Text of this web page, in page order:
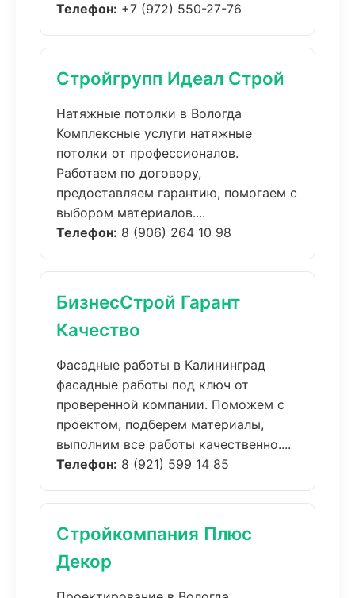
Телефон: +7 (972) 550-27-76
Стройгрупп Идеал Строй
Натяжные потолки в Вологда
Комплексные услуги натяжные
потолки от профессионалов.
Работаем по договору,
предоставляем гарантию, помогаем с
выбором материалов....
Телефон: 8 (906) 264 10 98
БизнесСтрой Гарант
Качество
Фасадные работы в Калининград
фасадные работы под ключ от
проверенной компании. Поможем с
проектом, подберем материалы,
выполним все работы качественно....
Телефон: 8 (921) 599 14 85
Стройкомпания Плюс
Декор